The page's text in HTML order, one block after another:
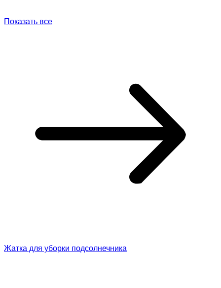
Показать все
Жатка для уборки подсолнечника